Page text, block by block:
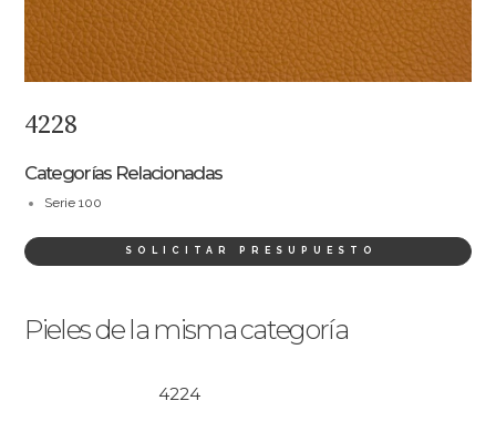
4228
Categorías Relacionadas
Serie 100
SOLICITAR PRESUPUESTO
Pieles de la misma categoría
4224